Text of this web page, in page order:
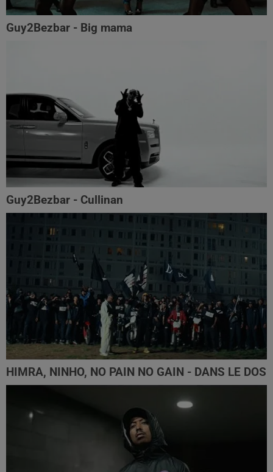
Guy2Bezbar - Big mama
Guy2Bezbar - Cullinan
HIMRA, NINHO, NO PAIN NO GAIN - DANS LE DOS